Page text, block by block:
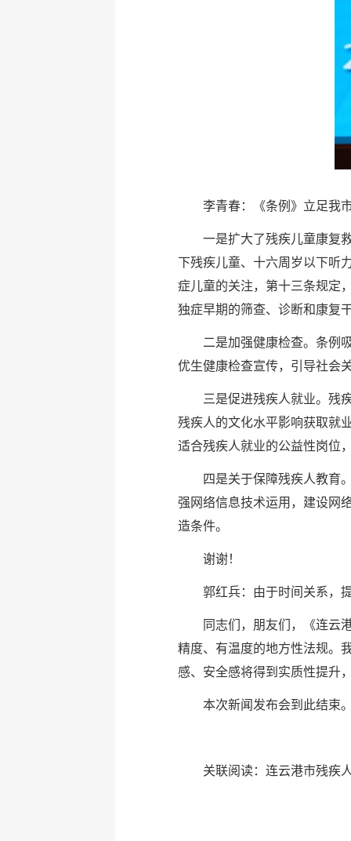
李青春：《条例》立足我
一是扩大了残疾儿童康复
下残疾儿童、十六周岁以下听
症儿童的关注，第十三条规定
独症早期的筛查、诊断和康复
二是加强健康检查。条例
优生健康检查宣传，引导社会
三是促进残疾人就业。残
残疾人的文化水平影响获取就
适合残疾人就业的公益性岗位
四是关于保障残疾人教育
强网络信息技术运用，建设网
造条件。
谢谢！
郭红兵：由于时间关系，
同志们，朋友们，《连云
精度、有温度的地方性法规。
感、安全感将得到实质性提升
本次新闻发布会到此结束
关联阅读： 连云港市残疾